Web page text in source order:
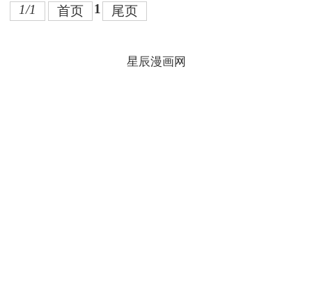
1/1 首页 1 尾页
星辰漫画网